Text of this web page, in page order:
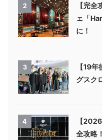
2
【完
ェ「
に！
3
【19
グスク
4
【
全攻略